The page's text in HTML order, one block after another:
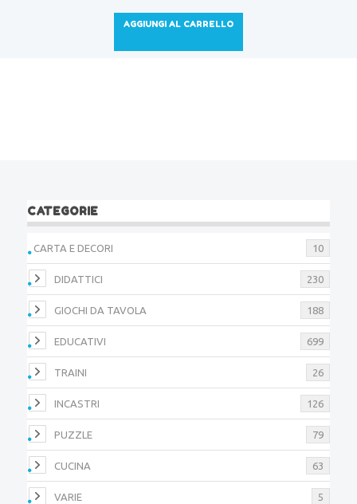
AGGIUNGI AL CARRELLO
CATEGORIE
CARTA E DECORI 10
DIDATTICI 230
GIOCHI DA TAVOLA 188
EDUCATIVI 699
TRAINI 26
INCASTRI 126
PUZZLE 79
CUCINA 63
VARIE 5